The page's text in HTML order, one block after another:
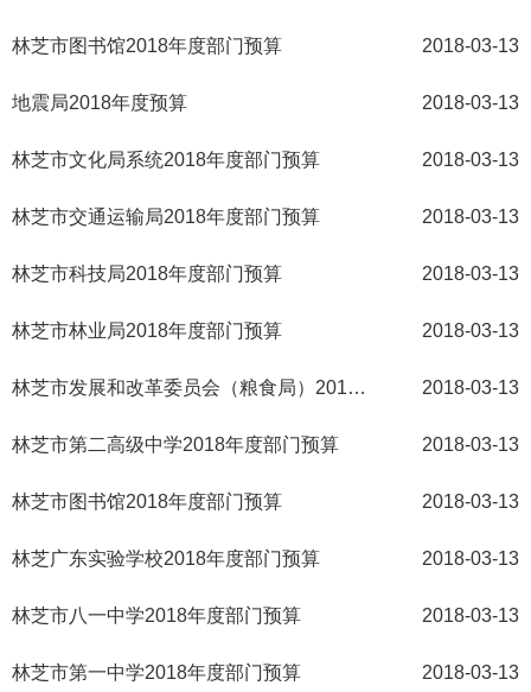
林芝市图书馆2018年度部门预算 2018-03-13
地震局2018年度预算 2018-03-13
林芝市文化局系统2018年度部门预算 2018-03-13
林芝市交通运输局2018年度部门预算 2018-03-13
林芝市科技局2018年度部门预算 2018-03-13
林芝市林业局2018年度部门预算 2018-03-13
林芝市发展和改革委员会（粮食局）2018年度部门预算 2018-03-13
林芝市第二高级中学2018年度部门预算 2018-03-13
林芝市图书馆2018年度部门预算 2018-03-13
林芝广东实验学校2018年度部门预算 2018-03-13
林芝市八一中学2018年度部门预算 2018-03-13
林芝市第一中学2018年度部门预算 2018-03-13